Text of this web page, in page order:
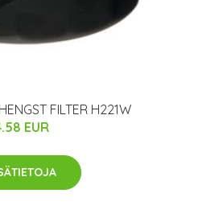
FILTER H221W
EUR